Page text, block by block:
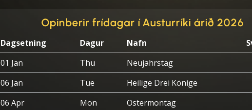
Opinberir frídagar í Austurríki árið 2026
Dagsetning Dagur Nafn
01 Jan
Thu
Neujahrstag
06 Jan
Tue
Heilige Drei Könige
06 Apr
Mon
Ostermontag